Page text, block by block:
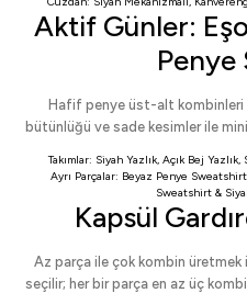
Aktif Günler:
Penye
Hafif penye üst-alt kombinleri
bütünlüğü ve sade kesimler ile
Takımlar: Siyah Yazlık, Açık Bej Yazlık,
Ayrı Parçalar: Beyaz Penye Sweatshirt
Sweatshirt &
Kapsül
Az parça ile çok kombin
seçilir; her bir parça en az üç